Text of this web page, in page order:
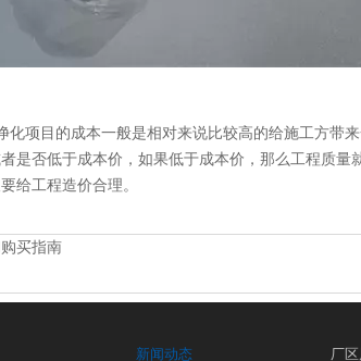
项目的成本一般是相对来说比较高的给施工方带
是否低于成本价，如果低于成本价，那么工程质量
给工程造价合理。
买指南
新闻动态 厂